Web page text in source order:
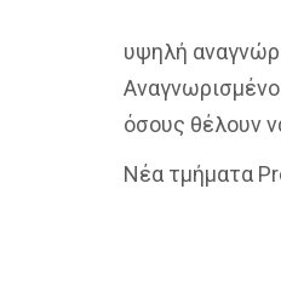
υψηλή
όσους θέλουν
Νέα τμήματα